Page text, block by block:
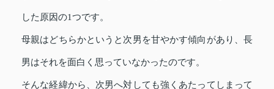
した原因の1つです。
母親はどちらかというと次男を甘やかす傾向があり、長
男はそれを面白く思っていなかったのです。
そんな経緯から、次男へ対しても強くあたってしまって